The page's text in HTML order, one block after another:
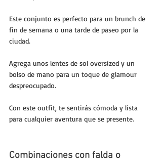
Este conjunto es perfecto para un brunch de
fin de semana o una tarde de paseo por la
ciudad.
Agrega unos lentes de sol oversized y un
bolso de mano para un toque de glamour
despreocupado.
Con este outfit, te sentirás cómoda y lista
para cualquier aventura que se presente.
Combinaciones con falda o